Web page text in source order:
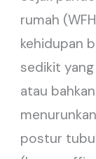
rumah
kehidupan
sedikit
atau
postur
(Home
Office)
untuk
Maksimal